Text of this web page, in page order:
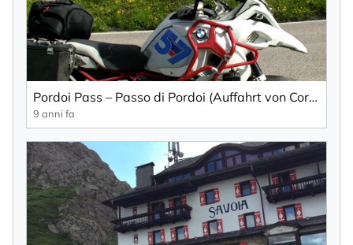
Pordoi Pass – Passo di Pordoi (Auffahrt von Cortina D'Ampezzo), Auftakt zur Sella-Runde in den Dolomiten...
9 anni fa